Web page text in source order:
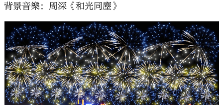
背景音樂：周深《和光同塵》